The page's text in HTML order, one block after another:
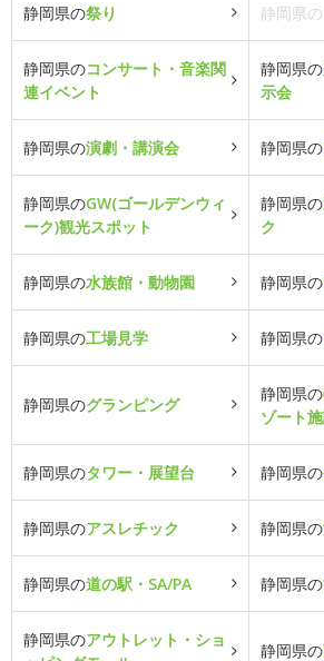
静岡県の祭り 静岡県の
静岡県のコンサート・音楽関
連イベント
静岡県の
示会
静岡県の演劇・講演会 静岡県の
静岡県のGW(ゴールデンウィ
ーク)観光スポット
静岡県の
ク
静岡県の水族館・動物園 静岡県の
静岡県の工場見学 静岡県の
静岡県のグランピング
静岡県の
ゾート
静岡県のタワー・展望台 静岡県の
静岡県のアスレチック 静岡県の
静岡県の道の駅・SA/PA 静岡県の
静岡県のアウトレット・ショ
静岡県の